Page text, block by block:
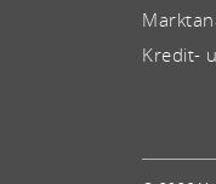
Kredit-